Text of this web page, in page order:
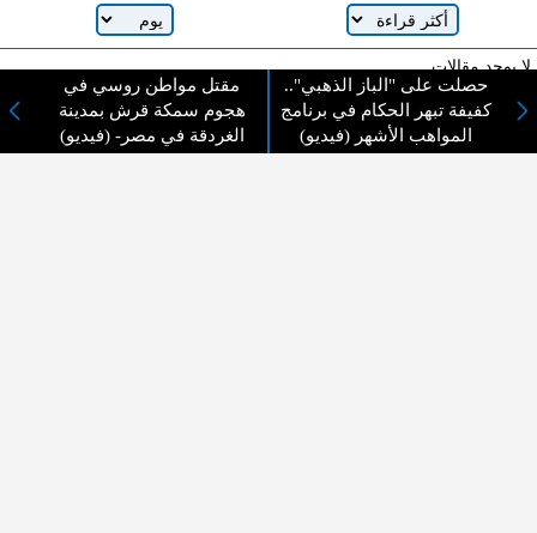
لا يوجد مقالات
حصلت على "الباز الذهبي"..
كفيفة تبهر الحكام في برنامج
المواهب الأشهر (فيديو)
مقتل مواطن روسي في
هجوم سمكة قرش بمدينة
الغردقة في مصر- (فيديو)
لا مانع من الإقتباس وإعادة النشر شريط ذكر المصدر ( المدينة نيوز ) - الآراء والتعليقات